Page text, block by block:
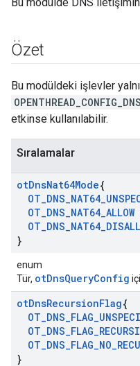
Özet
Bu modüldeki işlevler
etkinse kullanılabilir.
Sıralamalar
otDnsNat64Mode{
OT_DNS_NAT64_
OT_DNS_NAT64_ALLOW
OT_DNS_NAT64_
}
enum
Tür, otDnsQueryConfig
otDnsRecursionFlag{
OT_DNS_FLAG_
OT_DNS_FLAG_
OT_DNS_FLAG_NO_
}